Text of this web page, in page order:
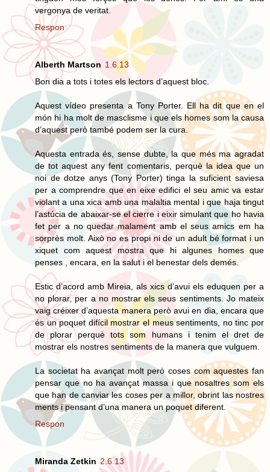
vergonya de veritat.
Respon
Alberth Martson 1.6.13
Bon dia a tots i totes els lectors d’aquest bloc.
Aquest vídeo presenta a Tony Porter. Ell ha dit que en el
món hi ha molt de masclisme i que els homes som la causa
d’aquest però també podem ser la cura.
Aquesta entrada és, sense dubte, la que més ma agradat
de tot aquest any fent comentaris, perquè la idea que un
noi de dotze anys (Tony Porter) tinga la suficient saviesa
per a comprendre que en eixe edifici el seu amic va estar
violant a una xica amb una malaltia mental i que haja tingut
l’astúcia de abaixar-se el cierre i eixir simulant que ho havia
fet per a no quedar malament amb el seus amics em ha
sorprès molt. Això no es propi ni de un adult bé format i un
xiquet com aquest mostra que hi algunes homes que
penses , encara, en la salut i el benestar dels demés.
Estic d’acord amb Mireia, als xics d’avui els eduquen per a
no plorar, per a no mostrar els seus sentiments. Jo mateix
vaig créixer d’aquesta manera però avui en dia, encara que
és un poquet difícil mostrar el meus sentiments, no tinc por
de plorar perquè tots som humans i tenim el dret de
mostrar els nostres sentiments de la manera que vulguem.
La societat ha avançat molt però coses com aquestes fan
pensar que no ha avançat massa i que nosaltres som els
que han de canviar les coses per a millor, obrint las nostres
ments i pensant d’una manera un poquet diferent.
Respon
Miranda Zetkin 2.6.13